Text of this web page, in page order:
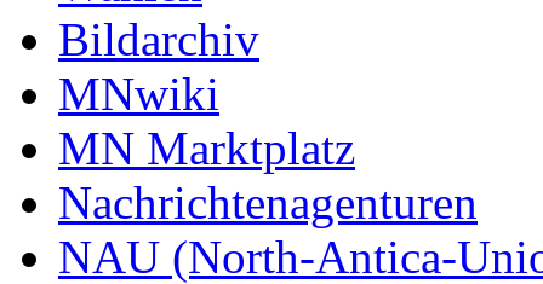
Bildarchiv
MNwiki
MN Marktplatz
Nachrichtenagenturen
NAU (North-Antica-